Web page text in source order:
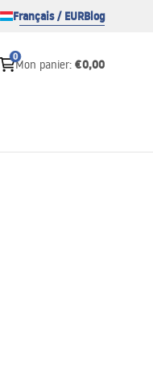
Français / EURBlog
0
Mon panier: €0,00